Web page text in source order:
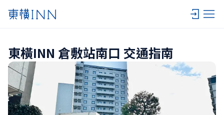
東橫INN 倉敷站南口 交通指南